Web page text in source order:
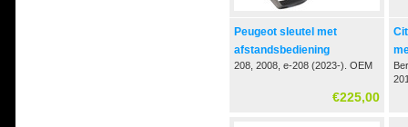
Peugeot sleutel met
afstandsbediening
208, 2008, e-208 (2023-). OEM
€225,00